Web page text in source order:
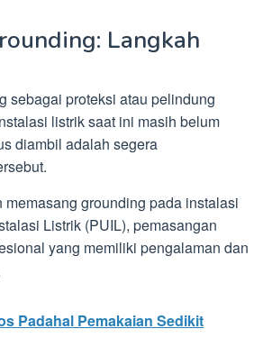
Langkah
sebagai proteksi atau pelindung
listrik saat ini masih belum
diambil adalah segera
grounding pada instalasi
Listrik (PUIL), pemasangan
yang memiliki pengalaman dan
Padahal Pemakaian Sedikit